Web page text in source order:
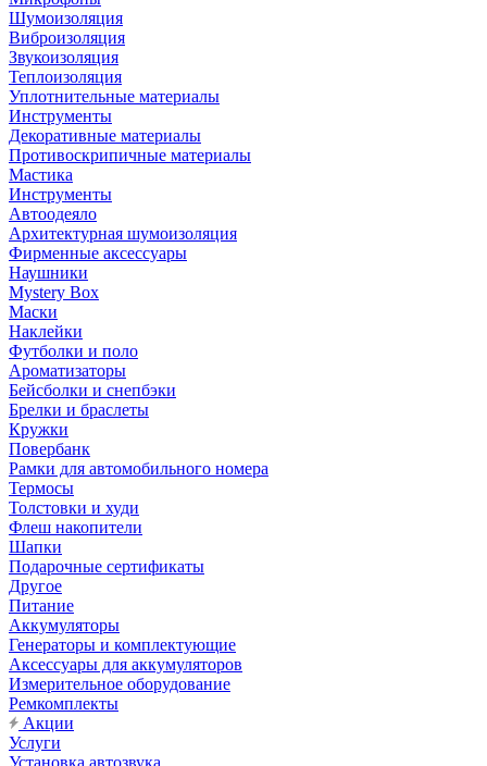
Шумоизоляция
Виброизоляция
Звукоизоляция
Теплоизоляция
Уплотнительные материалы
Инструменты
Декоративные материалы
Противоскрипичные материалы
Мастика
Инструменты
Автоодеяло
Архитектурная шумоизоляция
Фирменные аксессуары
Наушники
Mystery Box
Маски
Наклейки
Футболки и поло
Ароматизаторы
Бейсболки и снепбэки
Брелки и браслеты
Кружки
Повербанк
Рамки для автомобильного номера
Термосы
Толстовки и худи
Флеш накопители
Шапки
Подарочные сертификаты
Другое
Питание
Аккумуляторы
Генераторы и комплектующие
Аксессуары для аккумуляторов
Измерительное оборудование
Ремкомплекты
Акции
Услуги
Установка автозвука